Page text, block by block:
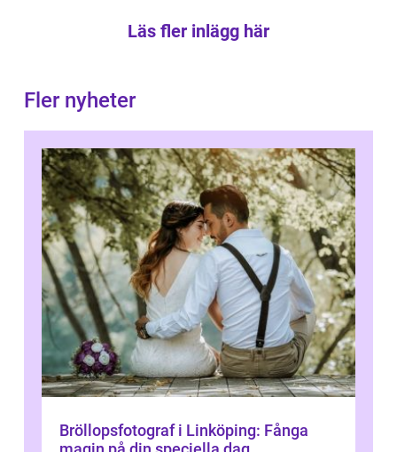
Läs fler inlägg här
Fler nyheter
Bröllopsfotograf i Linköping: Fånga